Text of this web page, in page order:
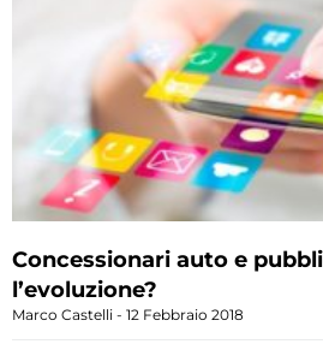
Concessionari auto e
l’evoluzione?
Marco Castelli 12 Febbraio 2018